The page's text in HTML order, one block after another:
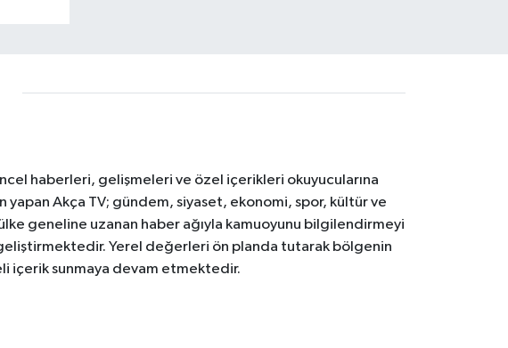
haberleri, gelişmeleri ve özel içerikleri okuyucularına
yapan Akça TV; gündem, siyaset, ekonomi, spor, kültür ve
geneline uzanan haber ağıyla kamuoyunu bilgilendirmeyi
Yerel değerleri ön planda tutarak bölgenin
içerik sunmaya devam etmektedir.